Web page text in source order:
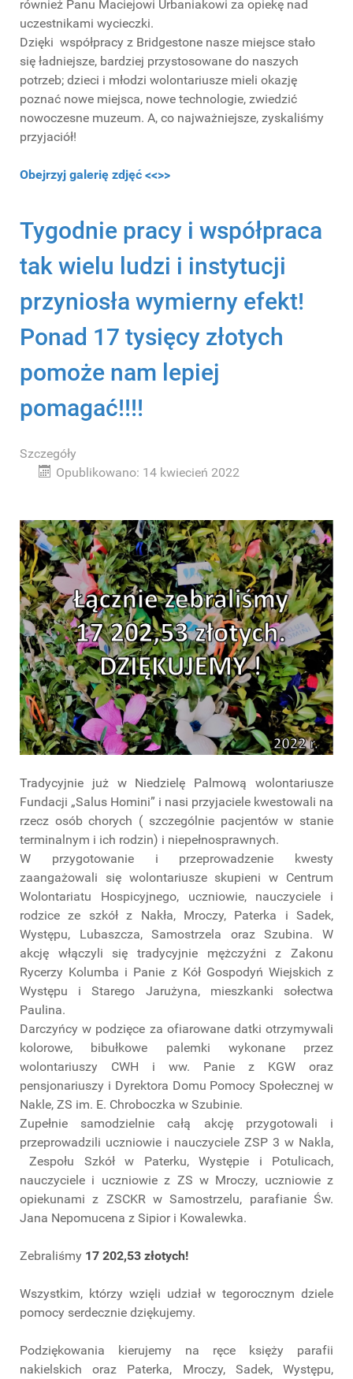
również Panu Maciejowi Urbaniakowi za opiekę nad
uczestnikami wycieczki.
Dzięki współpracy z Bridgestone nasze miejsce stało
się ładniejsze, bardziej przystosowane do naszych
potrzeb; dzieci i młodzi wolontariusze mieli okazję
poznać nowe miejsca, nowe technologie, zwiedzić
nowoczesne muzeum. A, co najważniejsze, zyskaliśmy
przyjaciół!
Obejrzyj galerię zdjęć <<>>
Tygodnie pracy i współpraca
tak wielu ludzi i instytucji
przyniosła wymierny efekt!
Ponad 17 tysięcy złotych
pomoże nam lepiej
pomagać!!!!
Szczegóły
Opublikowano: 14 kwiecień 2022
Tradycyjnie już w Niedzielę Palmową wolontariusze
Fundacji „Salus Homini” i nasi przyjaciele kwestowali na
rzecz osób chorych ( szczególnie pacjentów w stanie
terminalnym i ich rodzin) i niepełnosprawnych.
W przygotowanie i przeprowadzenie kwesty
zaangażowali się wolontariusze skupieni w Centrum
Wolontariatu Hospicyjnego, uczniowie, nauczyciele i
rodzice ze szkół z Nakła, Mroczy, Paterka i Sadek,
Występu, Lubaszcza, Samostrzela oraz Szubina. W
akcję włączyli się tradycyjnie mężczyźni z Zakonu
Rycerzy Kolumba i Panie z Kół Gospodyń Wiejskich z
Występu i Starego Jarużyna, mieszkanki sołectwa
Paulina.
Darczyńcy w podzięce za ofiarowane datki otrzymywali
kolorowe, bibułkowe palemki wykonane przez
wolontariuszy CWH i ww. Panie z KGW oraz
pensjonariuszy i Dyrektora Domu Pomocy Społecznej w
Nakle, ZS im. E. Chroboczka w Szubinie.
Zupełnie samodzielnie całą akcję przygotowali i
przeprowadzili uczniowie i nauczyciele ZSP 3 w Nakla,
Zespołu Szkół w Paterku, Występie i Potulicach,
nauczyciele i uczniowie z ZS w Mroczy, uczniowie z
opiekunami z ZSCKR w Samostrzelu, parafianie Św.
Jana Nepomucena z Sipior i Kowalewka.
Zebraliśmy 17 202,53 złotych!
Wszystkim, którzy wzięli udział w tegorocznym dziele
pomocy serdecznie dziękujemy.
Podziękowania kierujemy na ręce księży parafii
nakielskich oraz Paterka, Mroczy, Sadek, Występu,